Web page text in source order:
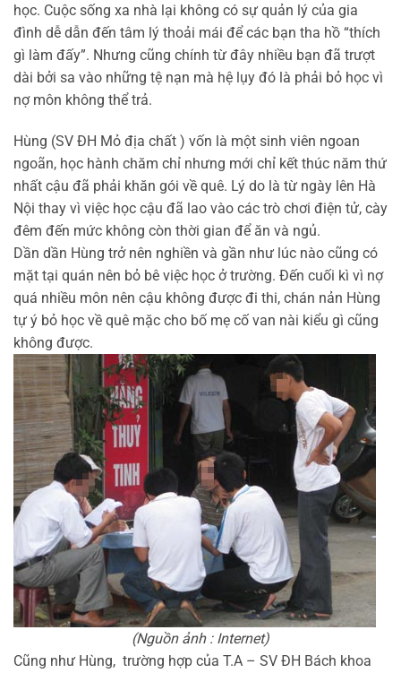
học. Cuộc sống xa nhà lại không có sự quản lý của gia
đình dễ dẫn đến tâm lý thoải mái để các bạn tha hồ “thích
gì làm đấy”. Nhưng cũng chính từ đây nhiều bạn đã trượt
dài bởi sa vào những tệ nạn mà hệ lụy đó là phải bỏ học vì
nợ môn không thể trả.
Hùng (SV ĐH Mỏ địa chất ) vốn là một sinh viên ngoan
ngoãn, học hành chăm chỉ nhưng mới chỉ kết thúc năm thứ
nhất cậu đã phải khăn gói về quê. Lý do là từ ngày lên Hà
Nội thay vì việc học cậu đã lao vào các trò chơi điện tử, cày
đêm đến mức không còn thời gian để ăn và ngủ.
Dần dần Hùng trở nên nghiền và gần như lúc nào cũng có
mặt tại quán nên bỏ bê việc học ở trường. Đến cuối kì vì nợ
quá nhiều môn nên cậu không được đi thi, chán nản Hùng
tự ý bỏ học về quê mặc cho bố mẹ cố van nài kiểu gì cũng
không được.
(Nguồn ảnh : Internet)
Cũng như Hùng, trường hợp của T.A – SV ĐH Bách khoa